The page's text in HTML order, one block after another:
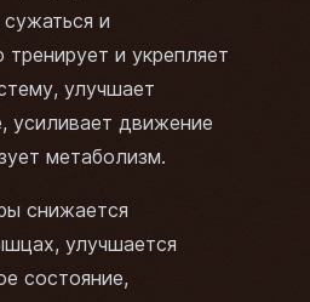
и
тренирует и укрепляет
улучшает
усиливает движение
метаболизм.
снижается
улучшается
состояние,